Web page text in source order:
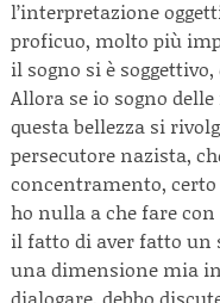
l’interpretazione
proficuo, molto più
il sogno si è
Allora se io sogno
questa bellezza si
persecutore nazista,
concentramento,
ho nulla a che fare
il fatto di aver fatto un
una dimensione mia